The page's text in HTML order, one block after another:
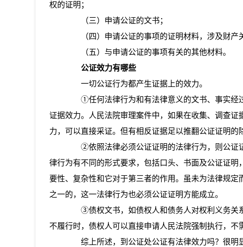
权的证明；
（三）申请公证的文书；
（四）申请公证的事项的证明材料，涉及财产
（五）与申请公证的事项有关的其他材料。
公证效力有哪些
一切公证行为都产生证据上的效力。
①任何法律行为和有法律意义的文书、事实经
证据效力。人民法院审理案件中，如果在收集、调查
力，可以直接采证。但有相反证据足以推翻公证证明的
②依照法律必须公证证明的法律行为，则公证
律行为有不同的形式要求，包括口头、书面及公证证
要性、复杂性和它对于第三者的作用。虽未为法律规
之一的，这一法律行为也必须公证证明方能成立。
③债权文书，如债权人和债务人对权利义务关
不履行时，债权人可以直接申请人民法院强制执行，不
综上所述，到公证处公证有法律效力吗？很明